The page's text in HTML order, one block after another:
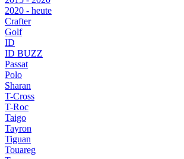
2020 - heute
Crafter
Golf
ID
ID BUZZ
Passat
Polo
Sharan
T-Cross
T-Roc
Taigo
Tayron
Tiguan
Touareg